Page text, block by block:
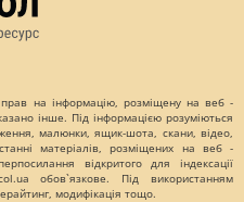
на інформацію, розміщену на веб -
інше. Під інформацією розуміються
малюнки, ящик-шота, скани, відео,
матеріалів, розміщених на веб -
відкритого для індексації
обов`язкове. Під використанням
модифікація тощо.